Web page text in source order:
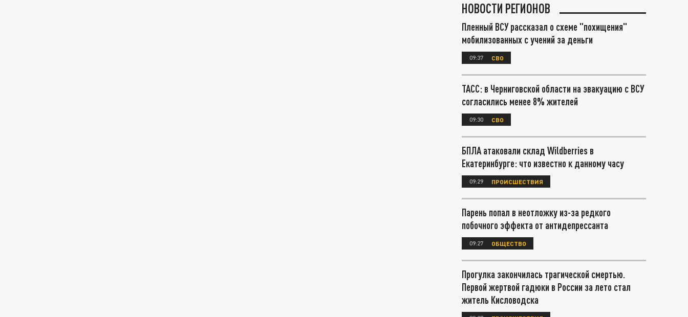
НОВОСТИ РЕГИОНОВ
Пленный ВСУ рассказал о схеме "похищения"
мобилизованных с учений за деньги
09:37 СВО
ТАСС: в Черниговской области на эвакуацию с ВСУ
согласились менее 8% жителей
09:30 СВО
БПЛА атаковали склад Wildberries в
Екатеринбурге: что известно к данному часу
09:29 ПРОИСШЕСТВИЯ
Парень попал в неотложку из-за редкого
побочного эффекта от антидепрессанта
09:27 ОБЩЕСТВО
Прогулка закончилась трагической смертью.
Первой жертвой гадюки в России за лето стал
житель Кисловодска